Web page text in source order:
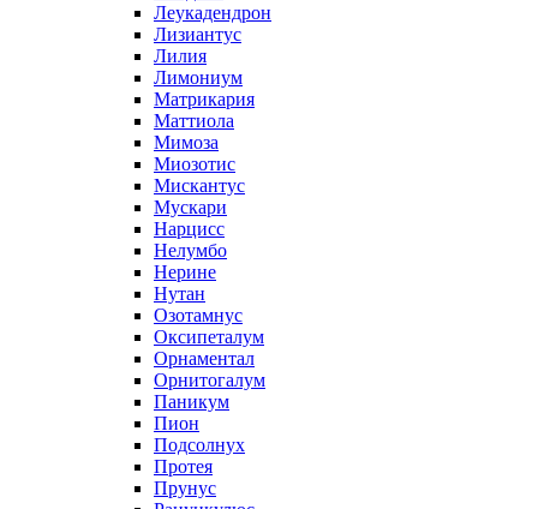
Леукадендрон
Лизиантус
Лилия
Лимониум
Матрикария
Маттиола
Мимоза
Миозотис
Мискантус
Мускари
Нарцисс
Нелумбо
Нерине
Нутан
Озотамнус
Оксипеталум
Орнаментал
Орнитогалум
Паникум
Пион
Подсолнух
Протея
Прунус